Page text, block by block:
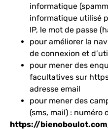
informatique
informatique utilisé
IP, le mot de passe
pour améliorer la
de connexion et
pour mener des
facultatives sur
adresse email
pour mener des
(sms, mail) : numéro
https://